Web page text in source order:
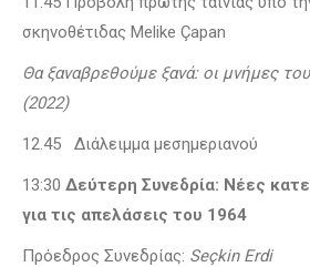
σκηνοθέτιδας Melike Çapan
Θα ξαναβρεθούμε ξανά: οι μνήμες
(2022)
12.45 Διάλειμμα μεσημεριανού
13:30 Δεύτερη Συνεδρία: Νέες
για τις απελάσεις του 1964
Πρόεδρος Συνεδρίας: Seçkin Erdi